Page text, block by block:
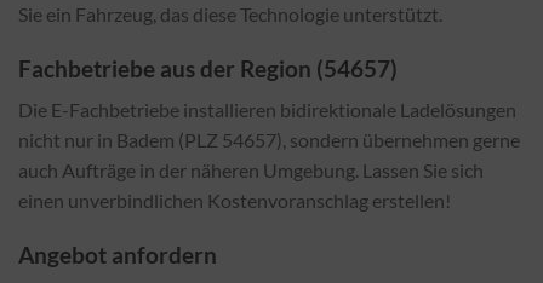
Sie ein Fahrzeug, das diese Technologie unterstützt.
Fachbetriebe aus der Region (54657)
Die E-Fachbetriebe installieren bidirektionale Ladelösungen
nicht nur in Badem (PLZ 54657), sondern übernehmen gerne
auch Aufträge in der näheren Umgebung. Lassen Sie sich
einen unverbindlichen Kostenvoranschlag erstellen!
Angebot anfordern